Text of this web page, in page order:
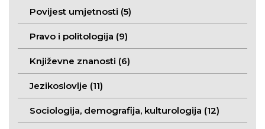
Povijest umjetnosti (5)
Pravo i politologija (9)
Književne znanosti (6)
Jezikoslovlje (11)
Sociologija, demografija, kulturologija (12)